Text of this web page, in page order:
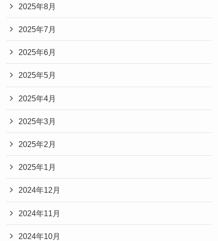
2025年8月
2025年7月
2025年6月
2025年5月
2025年4月
2025年3月
2025年2月
2025年1月
2024年12月
2024年11月
2024年10月